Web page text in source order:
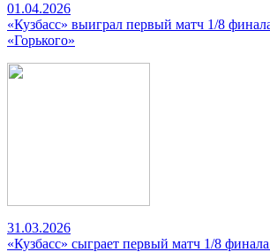
01.04.2026
«Кузбасс» выиграл первый матч 1/8
«Горького»
31.03.2026
«Кузбасс» сыграет первый матч 1/8